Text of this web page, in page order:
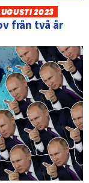
2023
från två år